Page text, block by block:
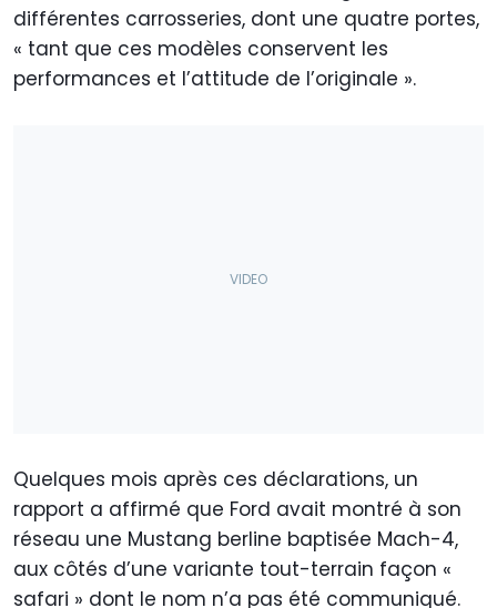
différentes carrosseries, dont une quatre portes,
« tant que ces modèles conservent les
performances et l’attitude de l’originale ».
Quelques mois après ces déclarations, un
rapport a affirmé que Ford avait montré à son
réseau une Mustang berline baptisée Mach-4,
aux côtés d’une variante tout-terrain façon «
safari » dont le nom n’a pas été communiqué.